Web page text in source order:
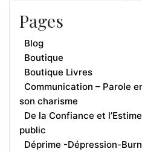
Pages
Blog
Boutique
Boutique Livres
Communication – Parole
son charisme
De la Confiance et
public
Déprime -Dépression-